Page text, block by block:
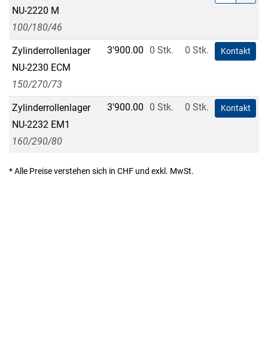
NU-2220 M
100/180/46
Zylinderrollenlager
NU-2230 ECM
150/270/73
3'900.00 0 Stk. 0 Stk. Kontakt
Zylinderrollenlager
NU-2232 EM1
160/290/80
3'900.00 0 Stk. 0 Stk. Kontakt
* Alle Preise verstehen sich in CHF und exkl. MwSt.